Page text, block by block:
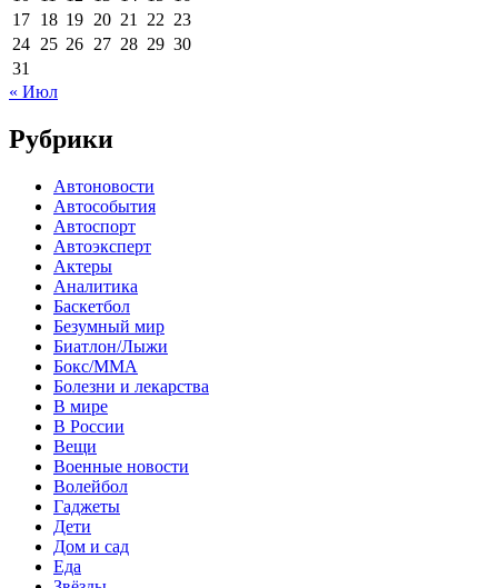
17 18 19 20 21 22 23
24 25 26 27 28 29 30
31
« Июл
Рубрики
Автоновости
Автособытия
Автоспорт
Автоэксперт
Актеры
Аналитика
Баскетбол
Безумный мир
Биатлон/Лыжи
Бокс/MMA
Болезни и лекарства
В мире
В России
Вещи
Военные новости
Волейбол
Гаджеты
Дети
Дом и сад
Еда